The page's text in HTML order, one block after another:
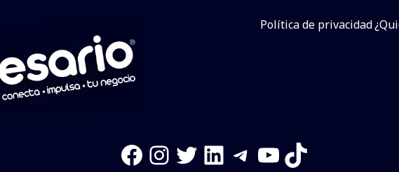
Política de privacidad
Facebook
Instagram
Twitter
LinkedIn
Telegram
YouTube
TikTok